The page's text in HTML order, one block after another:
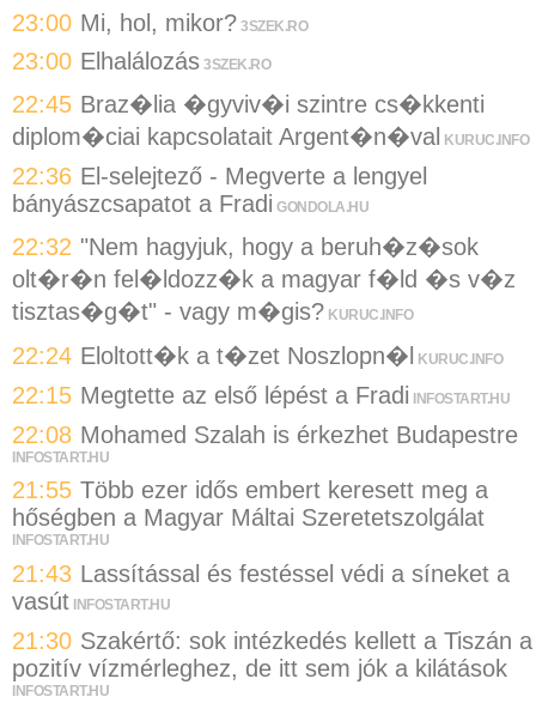
23:00 Mi, hol, mikor? 3SZEK.RO
23:00 Elhalálozás 3SZEK.RO
22:45 Braz�lia �gyviv�i szintre cs�kkenti
diplom�ciai kapcsolatait Argent�n�val KURUC.INFO
22:36 El-selejtező - Megverte a lengyel
bányászcsapatot a Fradi GONDOLA.HU
22:32 "Nem hagyjuk, hogy a beruh�z�sok
olt�r�n fel�ldozz�k a magyar f�ld �s v�z
tisztas�g�t" - vagy m�gis? KURUC.INFO
22:24 Eloltott�k a t�zet Noszlopn�l KURUC.INFO
22:15 Megtette az első lépést a Fradi INFOSTART.HU
22:08 Mohamed Szalah is érkezhet Budapestre
INFOSTART.HU
21:55 Több ezer idős embert keresett meg a
hőségben a Magyar Máltai Szeretetszolgálat
INFOSTART.HU
21:43 Lassítással és festéssel védi a síneket a
vasút INFOSTART.HU
21:30 Szakértő: sok intézkedés kellett a Tiszán a
pozitív vízmérleghez, de itt sem jók a kilátások
INFOSTART.HU